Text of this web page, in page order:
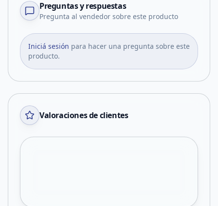
Preguntas y respuestas
Pregunta al vendedor sobre este producto
Iniciá sesión para hacer una pregunta sobre este
producto.
Valoraciones de clientes